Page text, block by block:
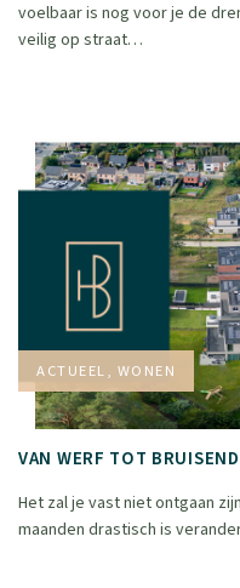
voelbaar is nog voor je de
veilig op straat…
ACTUEEL, WONEN
VAN WERF TOT
Het zal je vast niet ontgaan
maanden drastisch is